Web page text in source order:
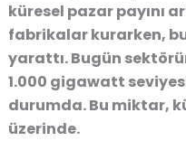
küresel pazar payını
fabrikalar kurarken,
yarattı. Bugün
1.000 gigawatt
durumda. Bu miktar,
üzerinde.